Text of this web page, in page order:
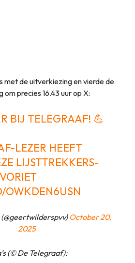
met de uitverkiezing en vierde de
precies 16.43 uur op X:
BIJ TELEGRAAF! 💪
LEZER HEEFT
LIJSTTREKKERS-
OWKDEN6USN
October 20,
2025
(© De Telegraaf):